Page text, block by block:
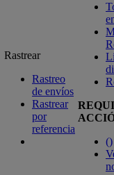
Rastrear
Rastreo
de envíos
Rastrear
por
referencia
()